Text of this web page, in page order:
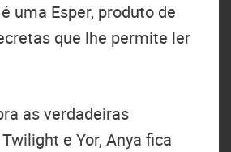
uma Esper, produto de
que lhe permite ler
as verdadeiras
e Yor, Anya fica